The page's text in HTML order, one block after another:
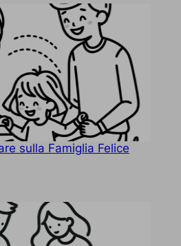
sulla Famiglia Felice